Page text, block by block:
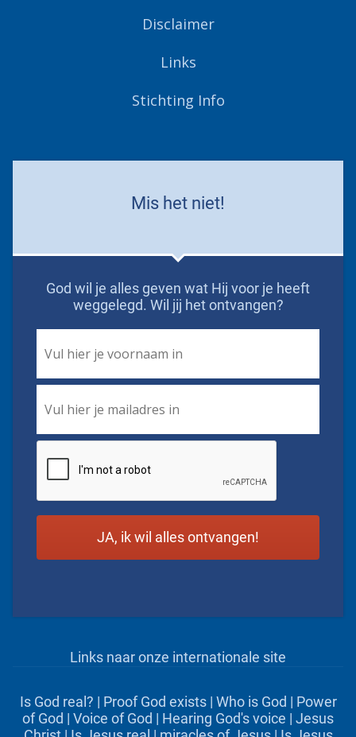
Disclaimer
Links
Stichting Info
Mis het niet!
God wil je alles geven wat Hij voor je heeft
weggelegd. Wil jij het ontvangen?
Name *
Links naar onze internationale site
Is God real? | Proof God exists| Who is God | Power
of God | Voice of God | Hearing God's voice | Jesus